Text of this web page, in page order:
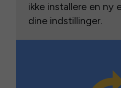
ikke installere en ny
dine indstillinger.